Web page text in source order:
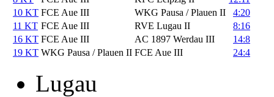
10 KT FCE Aue III WKG Pausa / Plauen II
4:20
11 KT FCE Aue III RVE Lugau II
8:16
16 KT FCE Aue III AC 1897 Werdau III
14:8
19 KT WKG Pausa / Plauen II FCE Aue III 24:4
Lugau